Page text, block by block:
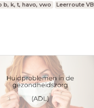
b, k, t, havo, vwo
Leerroute VB